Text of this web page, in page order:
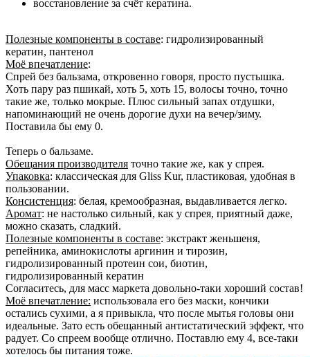
восстановление за счёт кератина.
Полезные компоненты в составе: гидролизированный
кератин, пантенол
Моё впечатление:
Спрей без бальзама, откровенно говоря, просто пустышка.
Хоть пару раз пшикай, хоть 5, хоть 15, волосы точно, точно
такие же, только мокрые. Плюс сильный запах отдушки,
напоминающий не очень дорогие духи на вечер/зиму.
Поставила бы ему 0.
Теперь о бальзаме.
Обещания производителя точно такие же, как у спрея.
Упаковка: классическая для Gliss Kur, пластиковая, удобная в
пользовании.
Консистенция: белая, кремообразная, выдавливается легко.
Аромат: не настолько сильный, как у спрея, приятный даже,
можно сказать, сладкий.
Полезные компоненты в составе: экстракт женьшеня,
репейника, аминокислоты аргинин и тирозин,
гидролизированный протеин сои, биотин,
гидролизированный кератин
Согласитесь, для масс маркета довольно-таки хороший состав!
Моё впечатление: использовала его без маски, кончики
остались сухими, а я привыкла, что после мытья головы они
идеальные. Зато есть обещанный антистатический эффект, что
радует. Со спреем вообще отлично. Поставлю ему 4, все-таки
хотелось бы питания тоже.